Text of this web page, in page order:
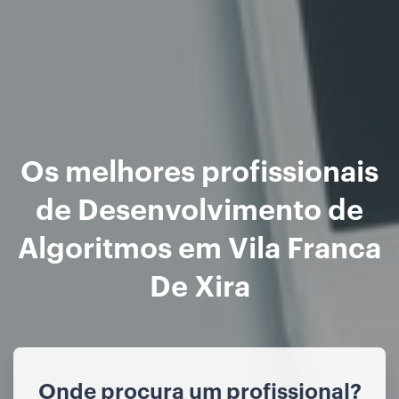
Os melhores profissionais
de Desenvolvimento de
Algoritmos em Vila Franca
De Xira
Onde procura um profissional?